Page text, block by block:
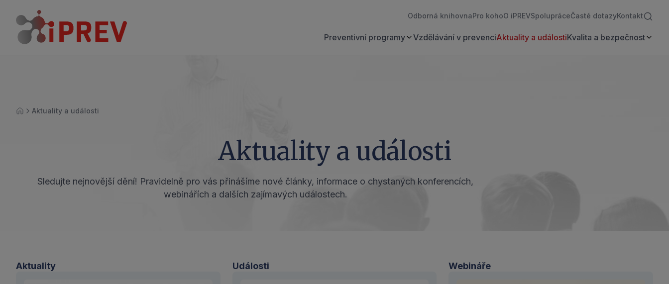
Odborná knihovnaPro kohoO iPREVSpolupráceČasté dotazyKontakt
Preventivní programy Vzdělávání v prevenciAktuality a událostiKvalita a bezpečnost
ÚvodAktuality a události
Aktuality a události
Sledujte nejnovější dění! Pravidelně pro vás přinášíme nové články, informace o chystaných konferencích,
webinářích a dalších zajímavých událostech.
Aktuality Události Webináře